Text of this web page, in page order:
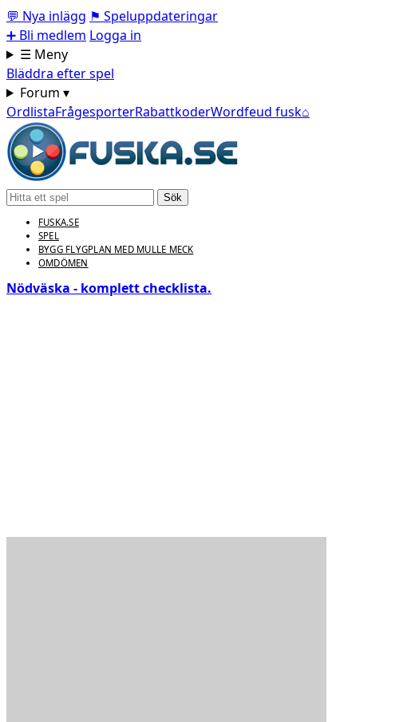
💬 Nya inlägg ⚑ Speluppdateringar
➕ Bli medlem Logga in
☰ Meny
Bläddra efter spel
Forum ▾
OrdlistaFrågesporterRabattkoderWordfeud fusk⌂
Sök
FUSKA.SE
SPEL
BYGG FLYGPLAN MED MULLE MECK
OMDÖMEN
Nödväska - komplett checklista.